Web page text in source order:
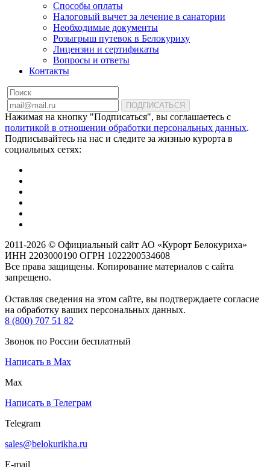
Способы оплаты
Налоговый вычет за лечение в санатории
Необходимые документы
Розыгрыш путевок в Белокуриху
Лицензии и сертификаты
Вопросы и ответы
Контакты
ПОДПИСАТЬСЯ
Нажимая на кнопку "Подписаться", вы соглашаетесь с
политикой в отношении обработки персональных данных.
Подписывайтесь на нас и следите за жизнью курорта в
социальных сетях:
2011-2026 © Официальный сайт АО «Курорт Белокуриха»
ИНН 2203000190 ОГРН 1022200534608
Все права защищены. Копирование материалов с сайта
запрещено.
Оставляя сведения на этом сайте, вы подтверждаете согласие
на обработку ваших персональных данных.
8 (800) 707 51 82
Звонок по России бесплатный
Написать в Max
Max
Написать в Телеграм
Telegram
sales@belokurikha.ru
E-mail